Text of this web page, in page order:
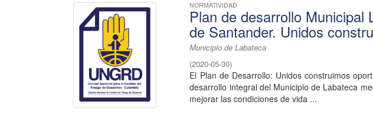
NORMATIVIDAD
Plan de desarrollo
de Santander. Unidos
Municipio de Labateca
(2020-05-30)
El Plan de Desarrollo: Unidos construimos
desarrollo integral del Municipio de Labateca
mejorar las condiciones de vida ...